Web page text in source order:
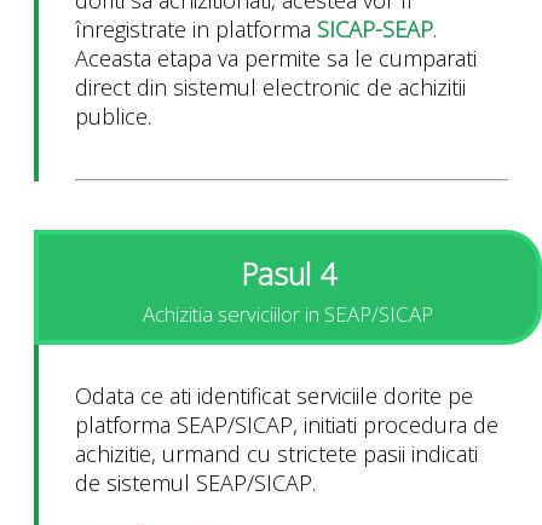
înregistrate in platforma SICAP-SEAP.
Aceasta etapa va permite sa le cumparati
direct din sistemul electronic de achizitii
publice.
Pasul 4
Achizitia serviciilor in SEAP/SICAP
Odata ce ati identificat serviciile dorite pe
platforma SEAP/SICAP, initiati procedura de
achizitie, urmand cu strictete pasii indicati
de sistemul SEAP/SICAP.